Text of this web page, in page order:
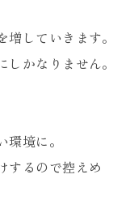
していきます。
かなりません。
境に。
するので控えめ